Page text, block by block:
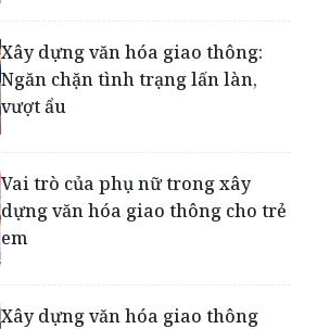
Xây dựng văn hóa giao thông:
Ngăn chặn tình trạng lấn làn,
vượt ẩu
Vai trò của phụ nữ trong xây
dựng văn hóa giao thông cho trẻ
em
Xây dựng văn hóa giao thông